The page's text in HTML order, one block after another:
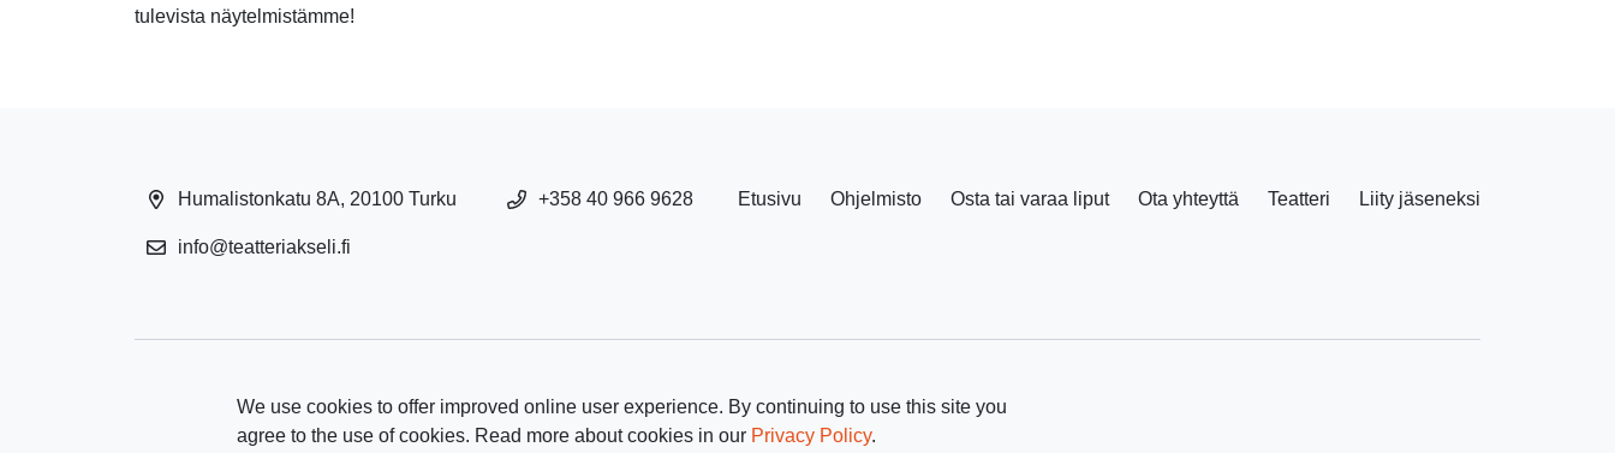
We use cookies to offer improved online user experience. By continuing to use this site you
agree to the use of cookies. Read more about cookies in our Privacy Policy.
tulevista näytelmistämme!
Humalistonkatu 8A, 20100 Turku +358 40 966 9628
info@teatteriakseli.fi
Etusivu Ohjelmisto Osta tai varaa liput Ota yhteyttä Teatteri Liity jäseneksi